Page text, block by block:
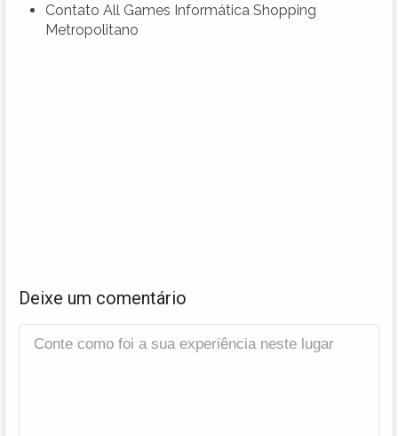
Contato All Games Informática Shopping
Metropolitano
Deixe um comentário